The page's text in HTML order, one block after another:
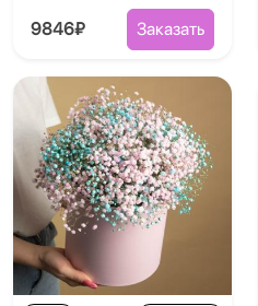
9846₽ Заказать